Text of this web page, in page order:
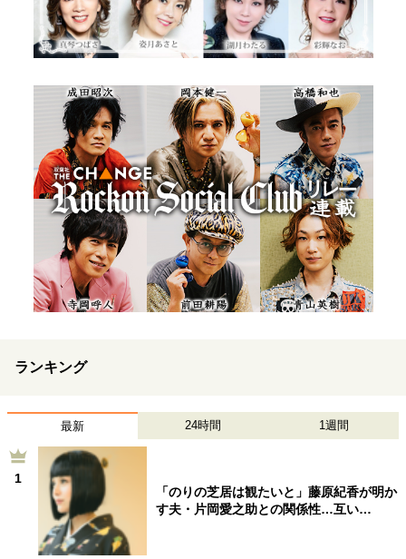
ランキング
最新 24時間 1週間
1
「のりの芝居は観たいと」藤原紀香が明か
す夫・片岡愛之助との関係性…互い…